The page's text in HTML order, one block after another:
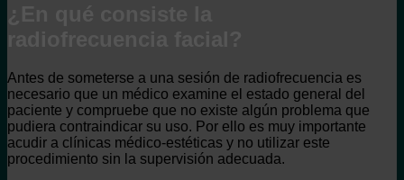
Antes de someterse a una sesión de radiofrecuencia es
necesario que un médico examine el estado general del
paciente y compruebe que no existe algún problema que
pudiera contraindicar su uso. Por ello es muy importante
acudir a clínicas médico-estéticas y no utilizar este
procedimiento sin la supervisión adecuada.